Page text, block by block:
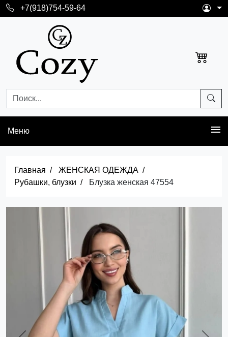
+7(918)754-59-64
Меню
Главная
ЖЕНСКАЯ ОДЕЖДА
Рубашки, блузки
Блузка женская 47554